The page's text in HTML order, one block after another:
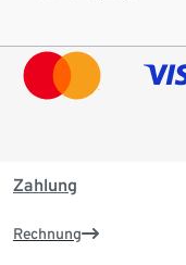
Zahlung
Rechnung